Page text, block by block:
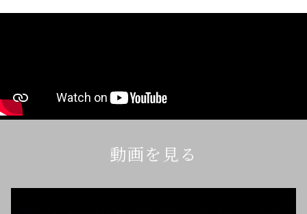
動画を見る